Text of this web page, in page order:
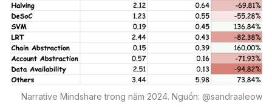
Narrative Mindshare trong năm 2024. Nguồn: @sandraaleow